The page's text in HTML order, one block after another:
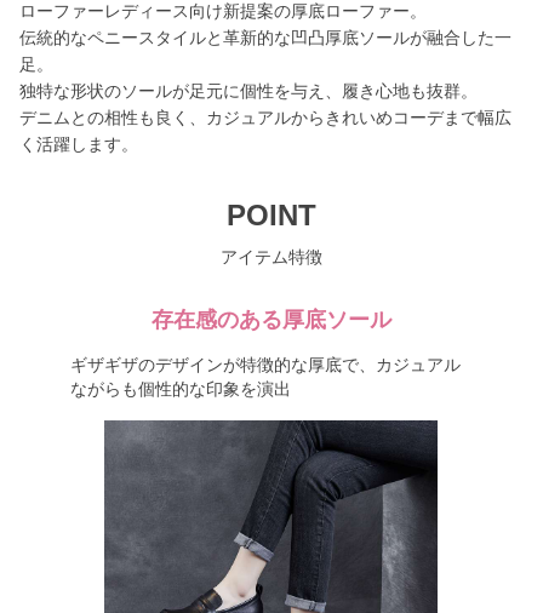
ローファーレディース向け新提案の厚底ローファー。
伝統的なペニースタイルと革新的な凹凸厚底ソールが融合した一
足。
独特な形状のソールが足元に個性を与え、履き心地も抜群。
デニムとの相性も良く、カジュアルからきれいめコーデまで幅広
く活躍します。
POINT
アイテム特徴
存在感のある厚底ソール
ギザギザのデザインが特徴的な厚底で、カジュアル
ながらも個性的な印象を演出